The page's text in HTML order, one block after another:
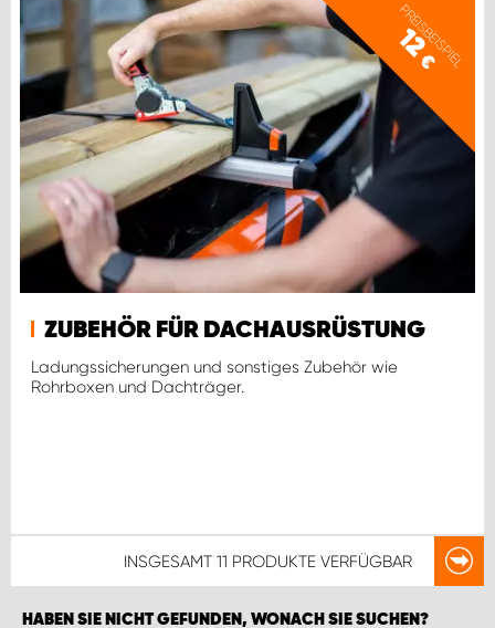
PREISBEISPIEL
12
€
ZUBEHÖR FÜR DACHAUSRÜSTUNG
Ladungssicherungen und sonstiges Zubehör wie
Rohrboxen und Dachträger.
INSGESAMT 11 PRODUKTE VERFÜGBAR
HABEN SIE NICHT GEFUNDEN, WONACH SIE SUCHEN?